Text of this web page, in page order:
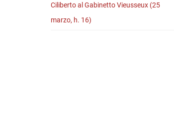
Ciliberto al Gabinetto Vieusseux (25
marzo, h. 16)